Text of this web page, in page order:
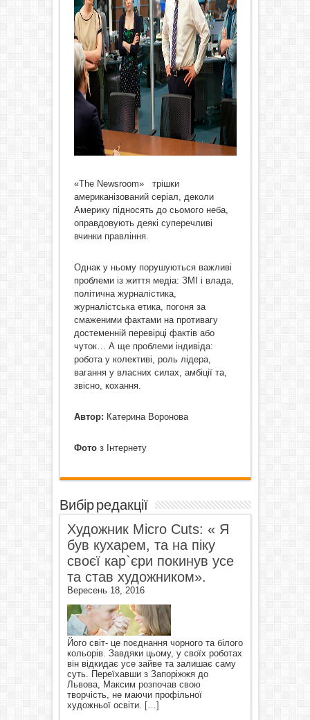
«The Newsroom» трішки
американізований серіал, деколи
Америку підносять до сьомого неба,
оправдовують деякі суперечливі
вчинки правління.
Однак у ньому порушуються важливі
проблеми із життя медіа: ЗМІ і влада,
політична журналістика,
журналістська етика, погоня за
смаженими фактами на противагу
достеменній перевірці фактів або
чуток… А ще проблеми індивіда:
робота у колективі, роль лідера,
вагання у власних силах, амбіції та,
звісно, кохання.
Автор: Катерина Воронова
Фотоз Інтернету
Вибір редакції
Художник Micro Cuts: « Я
був кухарем, та на піку
своєї кар`єри покинув усе
та став художником».
Вересень 18, 2016
Його світ- це поєднання чорного та білого
кольорів. Завдяки цьому, у своїх роботах
він відкидає усе зайве та залишає саму
суть. Переїхавши з Запоріжжя до
Львова, Максим розпочав свою
творчість, не маючи профільної
художньої освіти.
[…]